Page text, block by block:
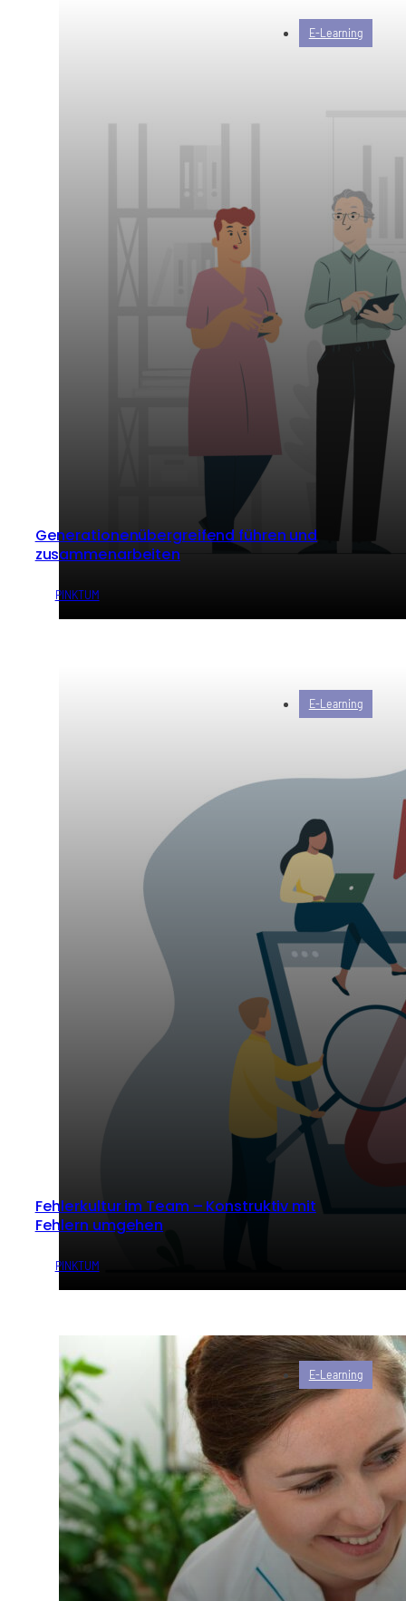
Generationenübergreifend führen und
zusammenarbeiten
PINKTUM
E-Learning
Fehlerkultur im Team – Konstruktiv mit
Fehlern umgehen
PINKTUM
E-Learning
E-Learning